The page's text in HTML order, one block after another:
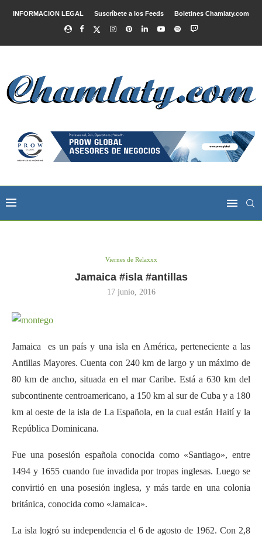
INFORMACION LEGAL Suscríbete a los Feeds Boletines Chamlaty.com
Viernes de Relaxxx
Jamaica #isla #antillas
17 junio, 2016
Jamaica es un país y una isla en América, perteneciente a las
Antillas Mayores. Cuenta con 240 km de largo y un máximo de
80 km de ancho, situada en el mar Caribe. Está a 630 km del
subcontinente centroamericano, a 150 km al sur de Cuba y a 180
km al oeste de la isla de La Española, en la cual están Haití y la
República Dominicana.
Fue una posesión española conocida como «Santiago», entre
1494 y 1655 cuando fue invadida por tropas inglesas. Luego se
convirtió en una posesión inglesa, y más tarde en una colonia
británica, conocida como «Jamaica».
La isla logró su independencia el 6 de agosto de 1962. Con 2,8